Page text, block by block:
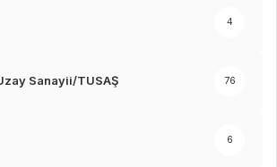
4
Sanayii/TUSAŞ 76
6